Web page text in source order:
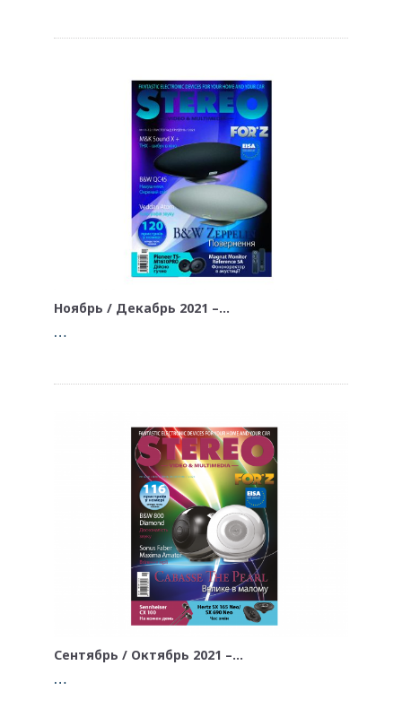
Ноябрь / Декабрь 2021 –…
…
Сентябрь / Октябрь 2021 –…
…